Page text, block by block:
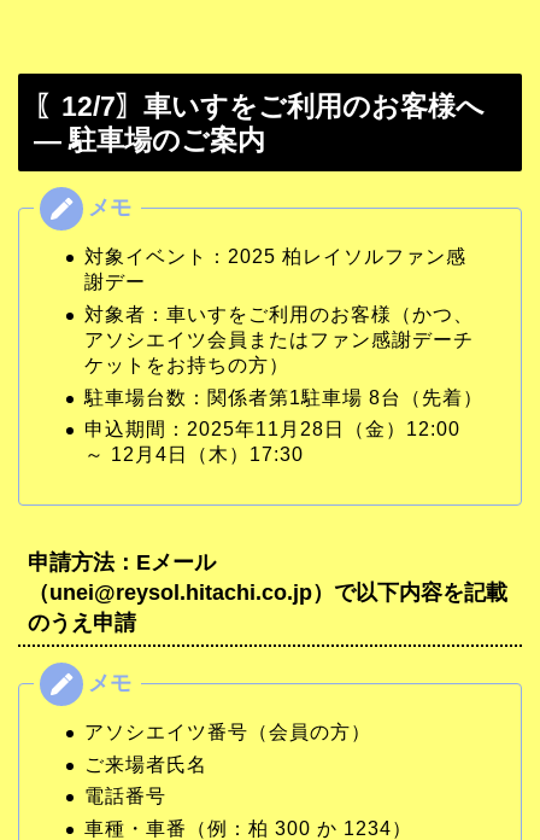
〖12/7〗車いすをご利用のお客様へ
— 駐車場のご案内
対象イベント：2025 柏レイソルファン感
謝デー
対象者：車いすをご利用のお客様（かつ、
アソシエイツ会員またはファン感謝デーチ
ケットをお持ちの方）
駐車場台数：関係者第1駐車場 8台（先着）
申込期間：2025年11月28日（金）12:00
～ 12月4日（木）17:30
申請方法：Eメール
（unei@reysol.hitachi.co.jp）で以下内容を記載
のうえ申請
アソシエイツ番号（会員の方）
ご来場者氏名
電話番号
車種・車番（例：柏 300 か 1234）